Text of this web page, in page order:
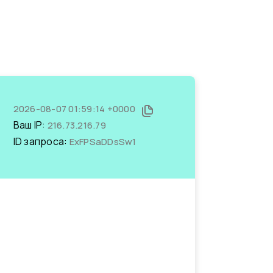
2026-08-07 01:59:14 +0000
Ваш IP: 216.73.216.79
ID запроса: ExFPSaDDsSw1